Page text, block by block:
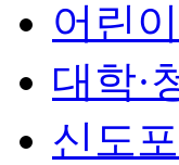
어린
대학·
신도